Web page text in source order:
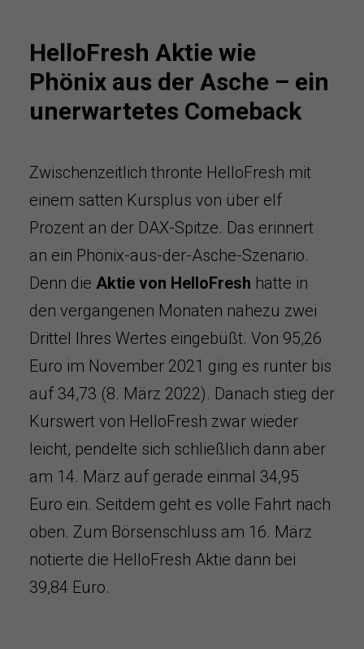
HelloFresh Aktie wie
Phönix aus der Asche – ein
unerwartetes Comeback
Zwischenzeitlich thronte HelloFresh mit
einem satten Kursplus von über elf
Prozent an der DAX-Spitze. Das erinnert
an ein Phönix-aus-der-Asche-Szenario.
Denn die Aktie von HelloFresh hatte in
den vergangenen Monaten nahezu zwei
Drittel Ihres Wertes eingebüßt. Von 95,26
Euro im November 2021 ging es runter bis
auf 34,73 (8. März 2022). Danach stieg der
Kurswert von HelloFresh zwar wieder
leicht, pendelte sich schließlich dann aber
am 14. März auf gerade einmal 34,95
Euro ein. Seitdem geht es volle Fahrt nach
oben. Zum Börsenschluss am 16. März
notierte die HelloFresh Aktie dann bei
39,84 Euro.